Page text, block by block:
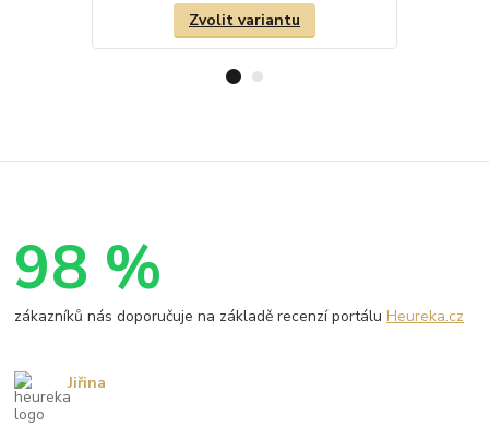
Zvolit variantu
98 %
zákazníků nás doporučuje na základě recenzí portáluHeureka.cz
Jiřina